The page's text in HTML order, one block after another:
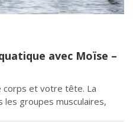
avec Moïse –
corps et votre tête. La
les groupes musculaires,